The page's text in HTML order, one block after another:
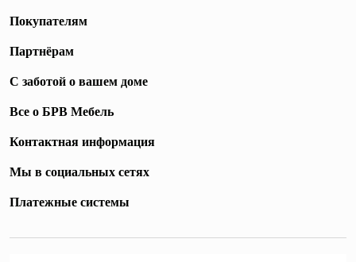
Покупателям
Партнёрам
С заботой о вашем доме
Все о БРВ Мебель
Контактная информация
Мы в социальных сетях
Платежные системы